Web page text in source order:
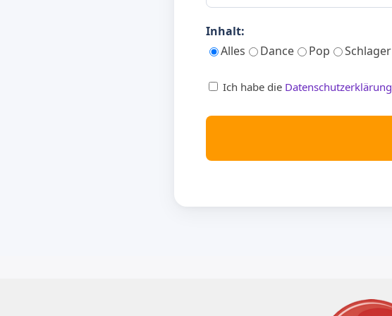
Inhalt:
Alles
Dance Pop Schlager
Ich habe die Datenschutzerklärung